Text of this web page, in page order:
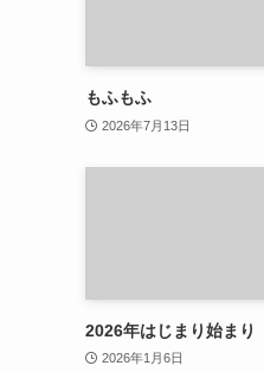
もふもふ
2026年7月13日
2026年はじまり始まり
2026年1月6日